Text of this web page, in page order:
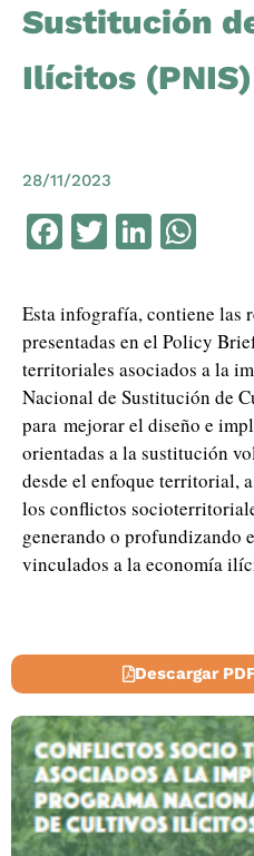
Sustitución
Ilícitos (PNIS)
28/11/2023
Facebook
Twitter
Esta infografía, contiene las
presentadas en el Policy
territoriales asociados a la
Nacional de Sustitución de
para mejorar el diseño e
orientadas a la sustitución
desde el enfoque territorial,
los conflictos
generando o profundizando
vinculados a la economía
Descargar